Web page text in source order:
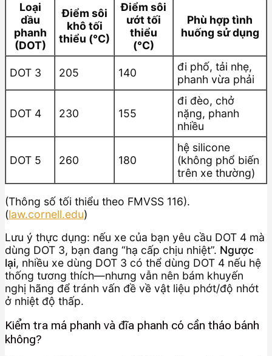
Loại
dầu
phanh
(DOT)
Điểm sôi
khô tối
thiểu (°C)
Điểm sôi
ướt tối
thiểu
(°C)
Phù hợp tình
huống sử dụng
DOT 3 205 140
đi phố, tải nhẹ,
phanh vừa phải
DOT 4 230 155
đi đèo, chở
nặng, phanh
nhiều
DOT 5 260 180
hệ silicone
(không phổ biến
trên xe thường)
(Thông số tối thiểu theo FMVSS 116).
(law.cornell.edu)
Lưu ý thực dụng: nếu xe của bạn yêu cầu DOT 4 mà
dùng DOT 3, bạn đang “hạ cấp chịu nhiệt”. Ngược
lại, nhiều xe dùng DOT 3 có thể dùng DOT 4 nếu hệ
thống tương thích—nhưng vẫn nên bám khuyến
nghị hãng để tránh vấn đề về vật liệu phớt/độ nhớt
ở nhiệt độ thấp.
Kiểm tra má phanh và đĩa phanh có cần tháo bánh
không?